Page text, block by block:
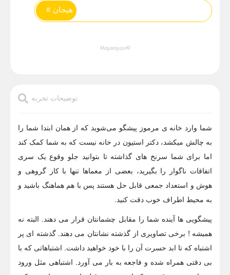
# هیجان
©Majarajoor
توضیحات تجربه
شما وارد خانه ی مرموز پیشگو می‌شوید که از همان ابتدا شما را
به چالش میکشد، دکتر استیون در خانه نیست که به شما کمک کند
اما برای شما سرنخ های گذاشته تا بتوانید جلو وقوع یک سری
اتفاقات ناگوار را بگیرید، بعضی از معماها تنها با کار گروهی و
هوش و استعداد جمعی قابل حل هستند پس با هم هماهنگ باشید و
به محیط اطراف خوب دقت کنید.
پیشگویی ها آینده شما را مقابل چشمانتان قرار می دهند. البته نه
همیشه ! برخی تصاویری از گذشته نشانتان می دهند. گذشته ای پر
اشتباه که تا ابد حسرت آن را با خود خواهید داشت. اشتباهاتی که با
بی دقتی همراه شده و فاجعه به بار می آورد. اشتباهی مثل ورود